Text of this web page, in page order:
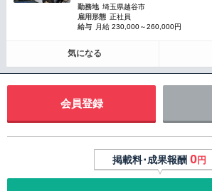
勤務地 埼玉県越谷市
雇用形態 正社員
給与
月給 230,000～260,000円
気になる
会員登録
掲載料･成果報酬 0円